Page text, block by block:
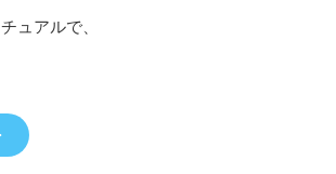
ュアルで、